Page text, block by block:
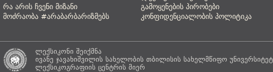
რა არის ჩვენი მიზანი
მოძრაობა #არაბარბარიზმებს
გამოყენების პირობები
კონფიდენციალობის პოლიტიკა
ლექსიკონი შეიქმნა
ივანე ჯავახიშვილის სახელობის თბილისის სახელმწიფო
ლექსიკოგრაფიის ცენტრის მიერ